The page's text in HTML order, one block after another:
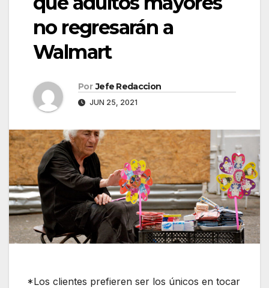
no regresarán a
Walmart
Por Jefe Redaccion
JUN 25, 2021
*Los clientes prefieren ser los únicos en tocar